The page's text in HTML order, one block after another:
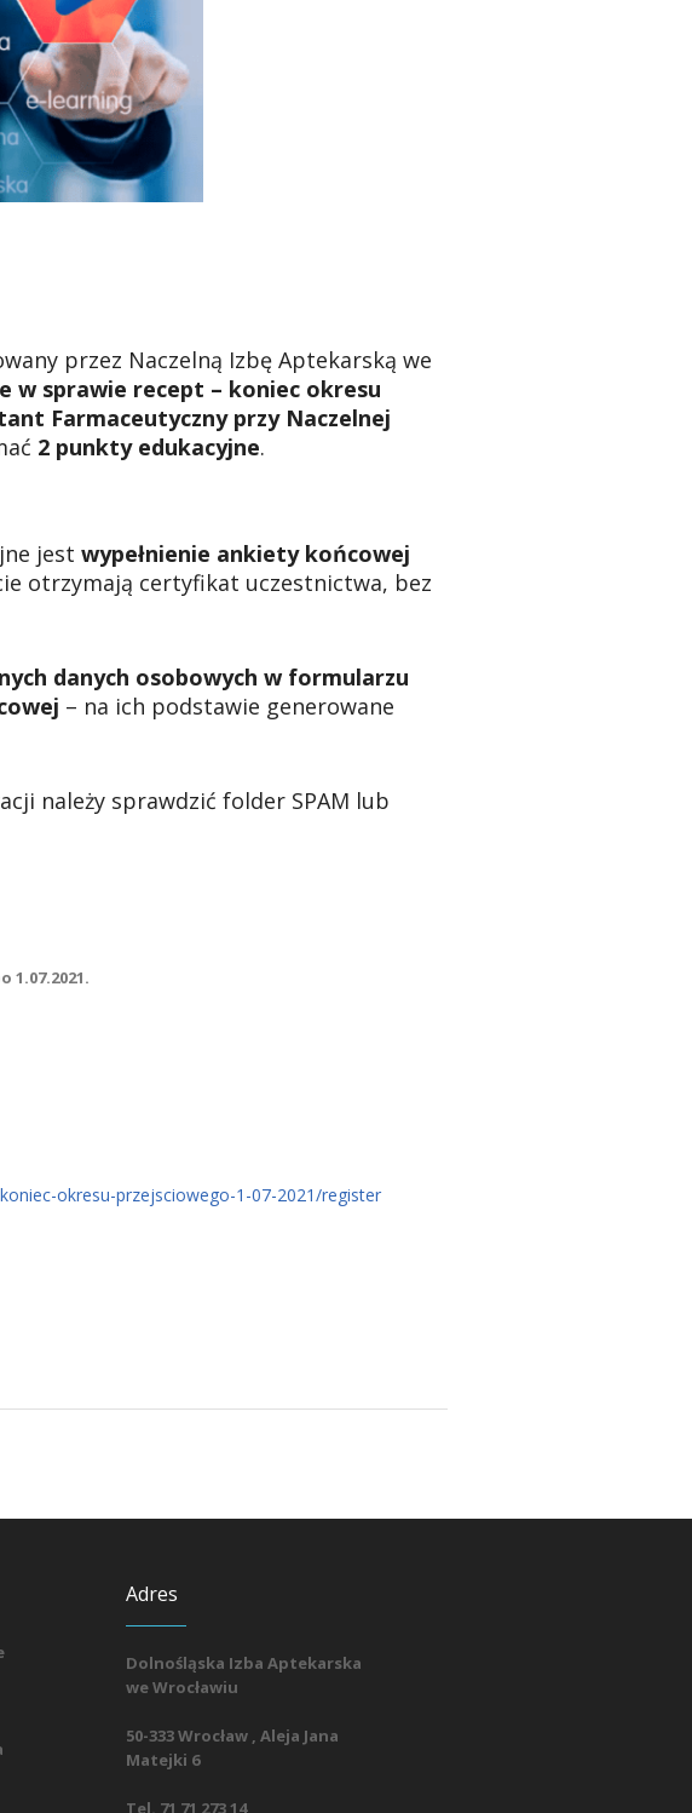
przez Naczelną Izbę Aptekarską we
w sprawie recept – koniec okresu
Farmaceutyczny przy Naczelnej
2 punkty edukacyjne.
jest wypełnienie ankiety końcowej
otrzymają certyfikat uczestnictwa, bez
danych osobowych w formularzu
– na ich podstawie generowane
należy sprawdzić folder SPAM lub
okresu-przejsciowego-1-07-2021/register
Adres
Dolnośląska Izba Aptekarska
we Wrocławiu
50-333 Wrocław , Aleja Jana
Matejki 6
Tel. 71 71 273 14